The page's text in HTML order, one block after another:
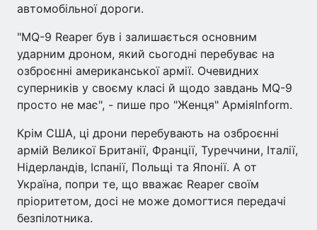
автомобільної дороги.
"MQ-9 Reaper був і залишається основним
ударним дроном, який сьогодні перебуває на
озброєнні американської армії. Очевидних
суперників у своєму класі й щодо завдань MQ-9
просто не має", - пише про "Женця" АрміяInform.
Крім США, ці дрони перебувають на озброєнні
армій Великої Британії, Франції, Туреччини, Італії,
Нідерландів, Іспанії, Польщі та Японії. А от
Україна, попри те, що вважає Reaper своїм
пріоритетом, досі не може домогтися передачі
безпілотника.